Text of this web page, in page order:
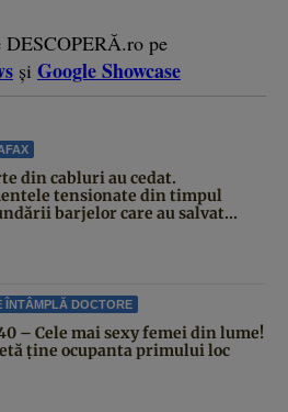
DESCOPERĂ.ro pe
și Google Showcase
din cabluri au cedat.
tensionate din timpul
barjelor care au salvat...
ÎNTÂMPLĂ DOCTORE
– Cele mai sexy femei din lume!
ține ocupanta primului loc